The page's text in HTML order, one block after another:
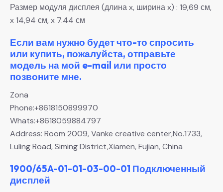
Размер модуля дисплея (длина x, ширина x) : 19,69 см,
x 14,94 см, x 7.44 см
Если вам нужно будет что-то спросить
или купить, пожалуйста, отправьте
модель на мой e-mail или просто
позвоните мне.
Zona
Phone:+8618150899970
Whats:+8618059884797
Address: Room 2009, Vanke creative center,No.1733,
Luling Road, Siming District,Xiamen, Fujian, China
1900/65A-01-01-03-00-01 Подключенный
дисплей